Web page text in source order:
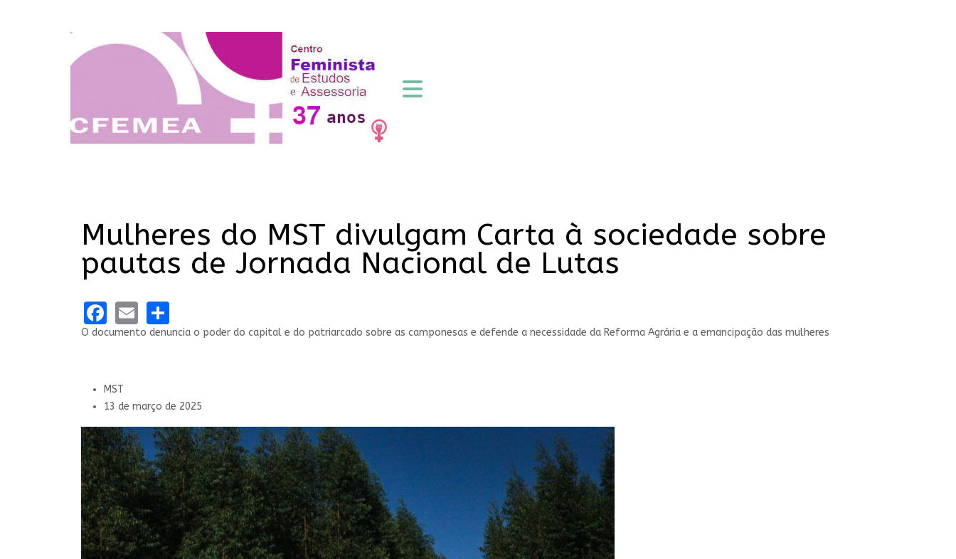
Mulheres do MST divulgam Carta à sociedade sobre
pautas de Jornada Nacional de Lutas
Facebook
Email
O documento denuncia o poder do capital e do patriarcado sobre as camponesas e defende a necessidade da Reforma Agrária e a emancipação das mulheres
MST
13 de março de 2025